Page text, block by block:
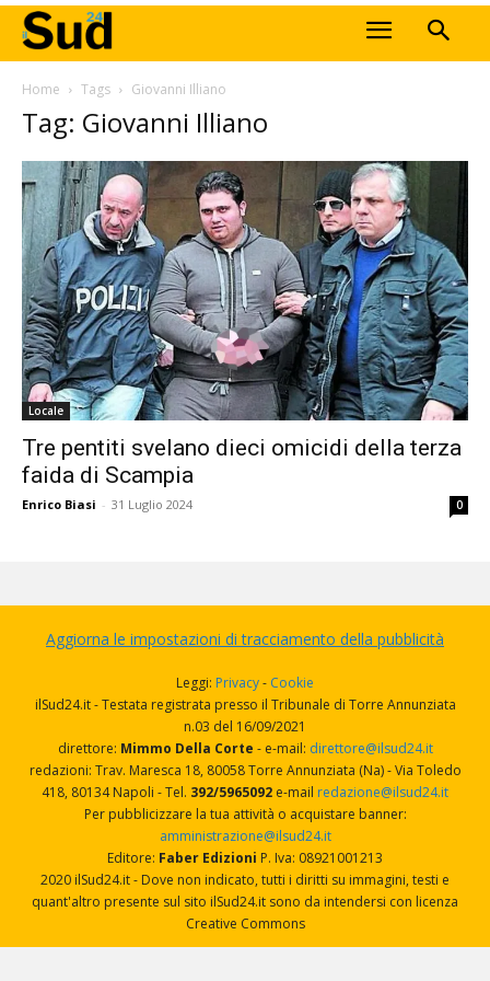
Home Tags Giovanni Illiano
Tag: Giovanni Illiano
Locale
Tre pentiti svelano dieci omicidi della terza
faida di Scampia
Enrico Biasi - 31 Luglio 2024 0
Aggiorna le impostazioni di tracciamento della pubblicità
Leggi: Privacy- Cookie
ilSud24.it - Testata registrata presso il Tribunale di Torre Annunziata
n.03 del 16/09/2021
direttore: Mimmo Della Corte - e-mail: direttore@ilsud24.it
redazioni: Trav. Maresca 18, 80058 Torre Annunziata (Na) - Via Toledo
418, 80134 Napoli - Tel. 392/5965092 e-mail redazione@ilsud24.it
Per pubblicizzare la tua attività o acquistare banner:
amministrazione@ilsud24.it
Editore: Faber Edizioni P. Iva: 08921001213
2020 ilSud24.it - Dove non indicato, tutti i diritti su immagini, testi e
quant'altro presente sul sito ilSud24.it sono da intendersi con licenza
Creative Commons